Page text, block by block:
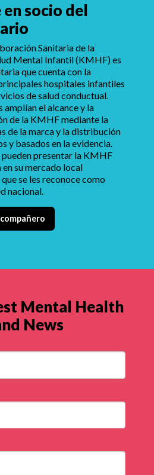
socio del
Sanitaria de la
Mental Infantil (KMHF) es
que cuenta con la
hospitales infantiles
de salud conductual.
amplían el alcance y la
de la KMHF mediante la
de la marca y la distribución
y basados en la evidencia.
presentar la KMHF
su mercado local
se les reconoce como
nacional.
Mental Health
News